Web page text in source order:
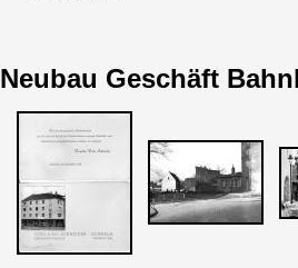
Neubau Geschäft